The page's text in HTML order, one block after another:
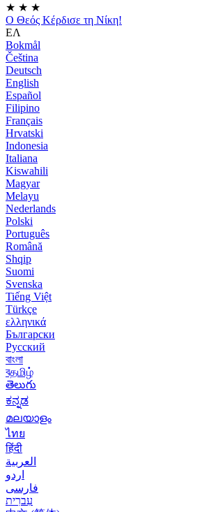
★ ★ ★
Ο Θεός Κέρδισε τη Νίκη!
ΕΛ
Bokmål
Čeština
Deutsch
English
Español
Filipino
Français
Hrvatski
Indonesia
Italiana
Kiswahili
Magyar
Melayu
Nederlands
Polski
Português
Română
Shqip
Suomi
Svenska
Tiếng Việt
Türkçe
ελληνικά
Български
Русский
বাংলা
বதமிழ்
తెలుగు
ಕನ್ನಡ
മലയാളം
ไทย
हिंदी
العربية
اردو
فارسی
עִברִית